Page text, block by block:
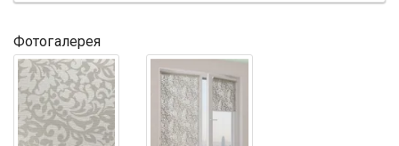
Фотогалерея